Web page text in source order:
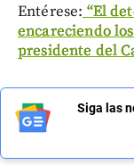
Entérese: “El
encareciendo
presidente del
Siga las